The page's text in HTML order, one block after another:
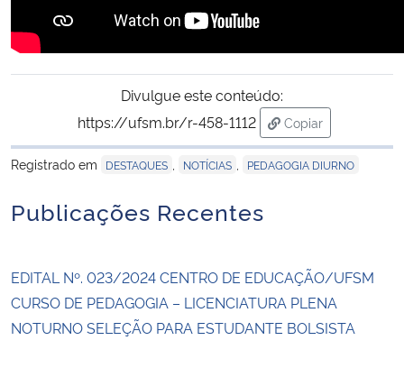
Controladoria-Geral da União
Ministério da Mulher, da Família e dos Direitos Humanos
Secretaria-Geral
Secretaria de Governo
Gabinete de Segurança Institucional
Divulgue este conteúdo:
https://ufsm.br/r-458-1112
Copiar
para área de
Registrado em
DESTAQUES NOTÍCIAS PEDAGOGIA DIURNO
Publicações Recentes
EDITAL Nº. 023/2024 CENTRO DE EDUCAÇÃO/UFSM
CURSO DE PEDAGOGIA – LICENCIATURA PLENA
NOTURNO SELEÇÃO PARA ESTUDANTE BOLSISTA